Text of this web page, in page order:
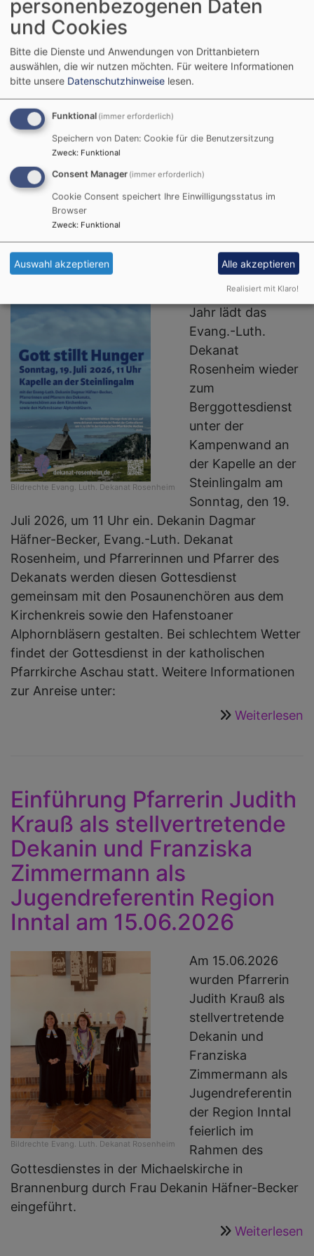
Aschau statt!
Wegen schlechtem Wetter findet der heutige
Kampenwandgottesdienst in der Kath. Kirche in
Aschau um 11.15 Uhr statt. Herzliche Einladung!
Berggottesdienst an der
Kampenwand am Sonntag,
den 19. Juli 2026 um 11 Uhr
Bildrechte Evang. Luth. Dekanat Rosenheim
Auch in diesem
Jahr lädt das
Evang.-Luth.
Dekanat
Rosenheim wieder
zum
Berggottesdienst
unter der
Kampenwand an
der Kapelle an der
Steinlingalm am
Sonntag, den 19.
Juli 2026, um 11 Uhr ein. Dekanin Dagmar
Häfner-Becker, Evang.-Luth. Dekanat
Rosenheim, und Pfarrerinnen und Pfarrer des
Dekanats werden diesen Gottesdienst
gemeinsam mit den Posaunenchören aus dem
Kirchenkreis sowie den Hafenstoaner
Alphornbläsern gestalten. Bei schlechtem Wetter
findet der Gottesdienst in der katholischen
Pfarrkirche Aschau statt. Weitere Informationen
zur Anreise unter:
Weiterlesen
Einführung Pfarrerin Judith
Krauß als stellvertretende
Dekanin und Franziska
Zimmermann als
Jugendreferentin Region
Inntal am 15.06.2026
Bildrechte Evang. Luth. Dekanat Rosenheim
Am 15.06.2026
wurden Pfarrerin
Judith Krauß als
stellvertretende
Dekanin und
Franziska
Zimmermann als
Jugendreferentin
der Region Inntal
feierlich im
Rahmen des
Gottesdienstes in der Michaelskirche in
Brannenburg durch Frau Dekanin Häfner-Becker
eingeführt.
Weiterlesen
personenbezogenen Daten
und Cookies
Bitte die Dienste und Anwendungen von Drittanbietern
auswählen, die wir nutzen möchten. Für weitere Informationen
bitte unsere Datenschutzhinweise lesen.
Funktional (immer erforderlich)
Speichern von Daten: Cookie für die Benutzersitzung
Zweck: Funktional
Consent Manager (immer erforderlich)
Cookie Consent speichert Ihre Einwilligungsstatus im
Browser
Zweck: Funktional
Auswahl akzeptieren Alle akzeptieren
Realisiert mit Klaro!